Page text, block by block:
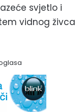
svjetlo i
vidnog živca